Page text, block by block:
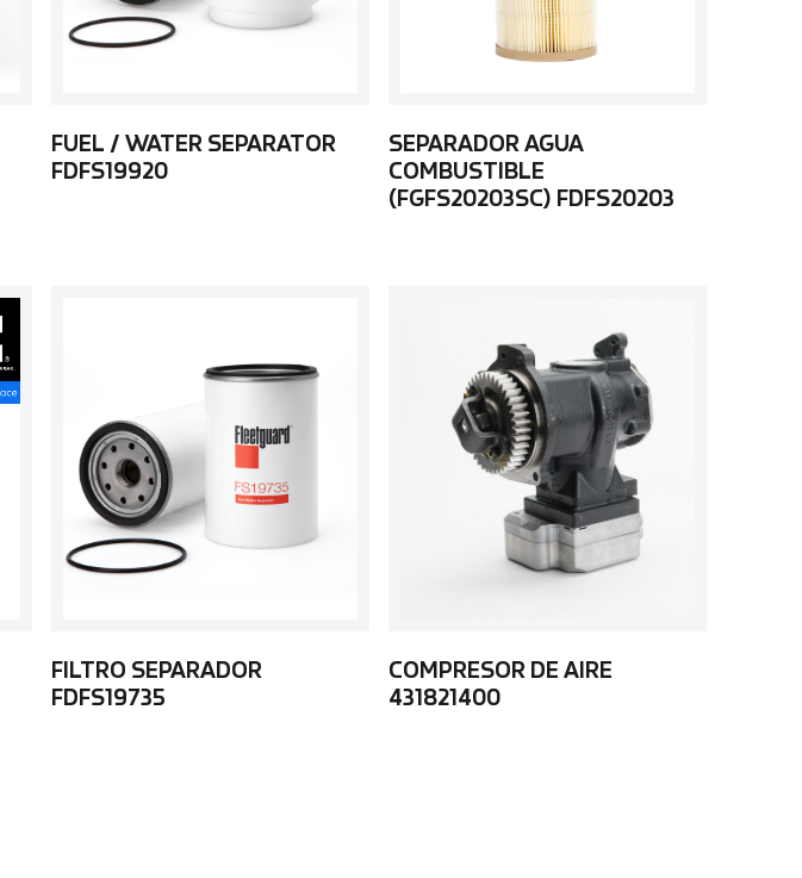
FUEL / WATER SEPARATOR
FDFS19920
SEPARADOR AGUA
COMBUSTIBLE
(FGFS20203SC) FDFS20203
FILTRO SEPARADOR
FDFS19735
COMPRESOR DE AIRE
431821400